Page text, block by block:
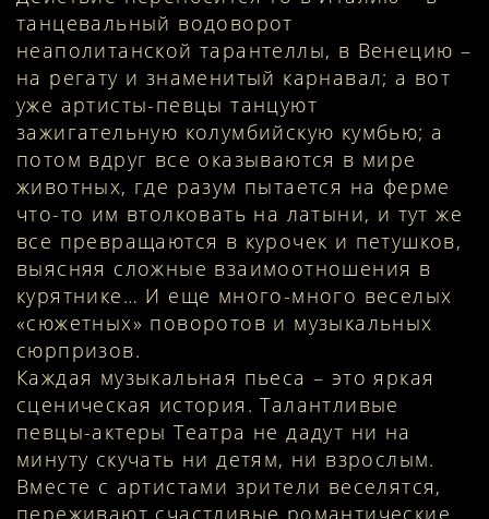
танцевальный водоворот
неаполитанской тарантеллы, в Венецию –
на регату и знаменитый карнавал; а вот
уже артисты-певцы танцуют
зажигательную колумбийскую кумбью; а
потом вдруг все оказываются в мире
животных, где разум пытается на ферме
что-то им втолковать на латыни, и тут же
все превращаются в курочек и петушков,
выясняя сложные взаимоотношения в
курятнике… И еще много-много веселых
«сюжетных» поворотов и музыкальных
сюрпризов.
Каждая музыкальная пьеса – это яркая
сценическая история. Талантливые
певцы-актеры Театра не дадут ни на
минуту скучать ни детям, ни взрослым.
Вместе с артистами зрители веселятся,